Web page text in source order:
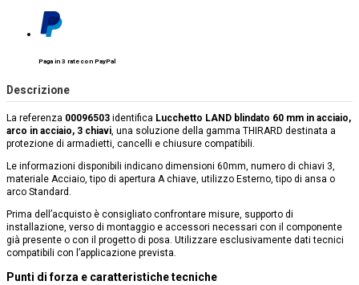
Paga in 3 rate con PayPal
Descrizione
La referenza 00096503 identifica Lucchetto LAND blindato 60 mm in acciaio,
arco in acciaio, 3 chiavi, una soluzione della gamma THIRARD destinata a
protezione di armadietti, cancelli e chiusure compatibili.
Le informazioni disponibili indicano dimensioni 60mm, numero di chiavi 3,
materiale Acciaio, tipo di apertura A chiave, utilizzo Esterno, tipo di ansa o
arco Standard.
Prima dell’acquisto è consigliato confrontare misure, supporto di
installazione, verso di montaggio e accessori necessari con il componente
già presente o con il progetto di posa. Utilizzare esclusivamente dati tecnici
compatibili con l’applicazione prevista.
Punti di forza e caratteristiche tecniche